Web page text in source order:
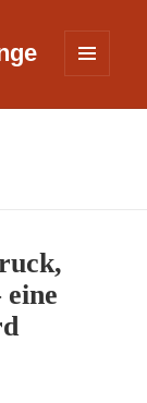
WIDGETS